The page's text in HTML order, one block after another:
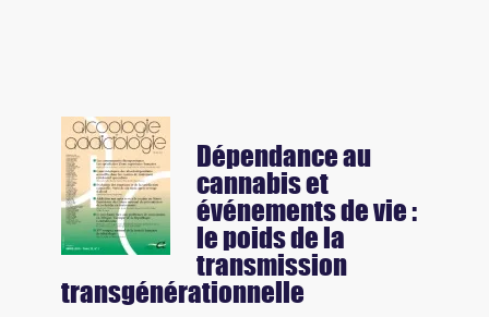
Dépendance au
cannabis et
événements de vie :
le poids de la
transmission
transgénérationnelle